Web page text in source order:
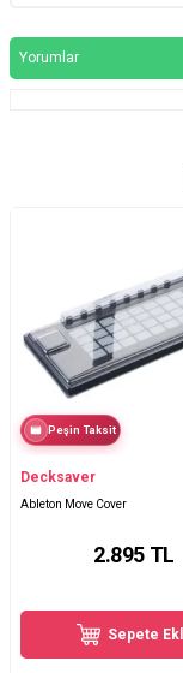
Yorumlar
Peşin Taksit
Decksaver
Ableton Move Cover
2.895 TL
Sepete